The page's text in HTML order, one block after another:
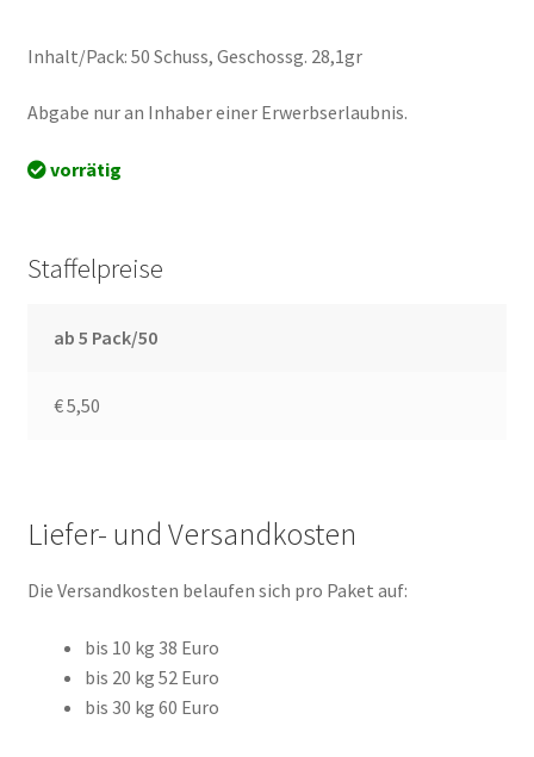
Inhalt/Pack: 50 Schuss, Geschossg. 28,1gr
Abgabe nur an Inhaber einer Erwerbserlaubnis.
vorrätig
Staffelpreise
ab 5 Pack/50
€ 5,50
Liefer- und Versandkosten
Die Versandkosten belaufen sich pro Paket auf:
bis 10 kg 38 Euro
bis 20 kg 52 Euro
bis 30 kg 60 Euro